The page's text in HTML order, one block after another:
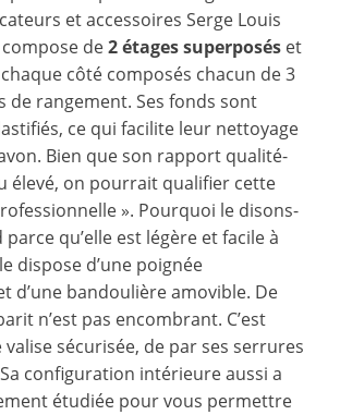
et accessoires Serge Louis
compose de2 étages superposés et
côté composés chacun de 3
de rangement. Ses fonds sont
ce qui facilite leur nettoyage
Bien que son rapport qualité-
élevé, on pourrait qualifier cette
». Pourquoi le disons-
parce qu’elle est légère et facile à
dispose d’une poignée
d’une bandoulière amovible. De
n’est pas encombrant. C’est
sécurisée, de par ses serrures
configuration intérieure aussi a
étudiée pour vous permettre